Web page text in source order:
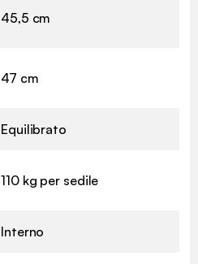
45,5 cm
47 cm
Equilibrato
110 kg per sedile
Interno